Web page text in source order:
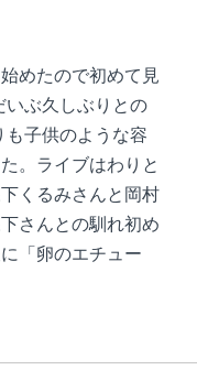
めたので初めて見
いぶ久しぶりとの
も子供のような容
。ライブはわりと
くるみさんと岡村
さんとの馴れ初め
「卵のエチュー